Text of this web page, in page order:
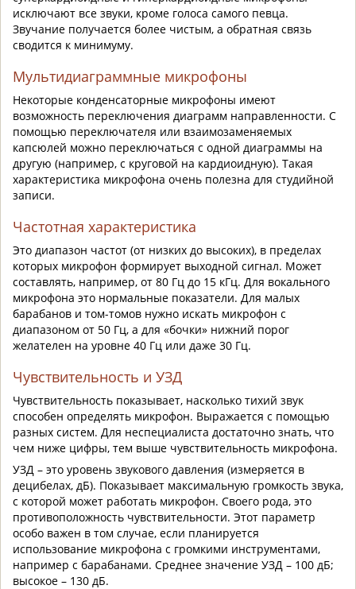
исключают все звуки, кроме голоса самого певца.
Звучание получается более чистым, а обратная связь
сводится к минимуму.
Мультидиаграммные микрофоны
Некоторые конденсаторные микрофоны имеют
возможность переключения диаграмм направленности. С
помощью переключателя или взаимозаменяемых
капсюлей можно переключаться с одной диаграммы на
другую (например, с круговой на кардиоидную). Такая
характеристика микрофона очень полезна для студийной
записи.
Частотная характеристика
Это диапазон частот (от низких до высоких), в пределах
которых микрофон формирует выходной сигнал. Может
составлять, например, от 80 Гц до 15 кГц. Для вокального
микрофона это нормальные показатели. Для малых
барабанов и том-томов нужно искать микрофон с
диапазоном от 50 Гц, а для «бочки» нижний порог
желателен на уровне 40 Гц или даже 30 Гц.
Чувствительность и УЗД
Чувствительность показывает, насколько тихий звук
способен определять микрофон. Выражается с помощью
разных систем. Для неспециалиста достаточно знать, что
чем ниже цифры, тем выше чувствительность микрофона.
УЗД – это уровень звукового давления (измеряется в
децибелах, дБ). Показывает максимальную громкость звука,
с которой может работать микрофон. Своего рода, это
противоположность чувствительности. Этот параметр
особо важен в том случае, если планируется
использование микрофона с громкими инструментами,
например с барабанами. Среднее значение УЗД – 100 дБ;
высокое – 130 дБ.